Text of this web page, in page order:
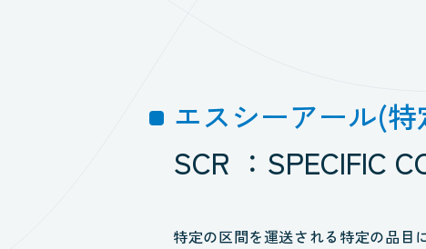
エスシーアール(特
SCR ：SPECIFIC
特定の区間を運送される特定の品目